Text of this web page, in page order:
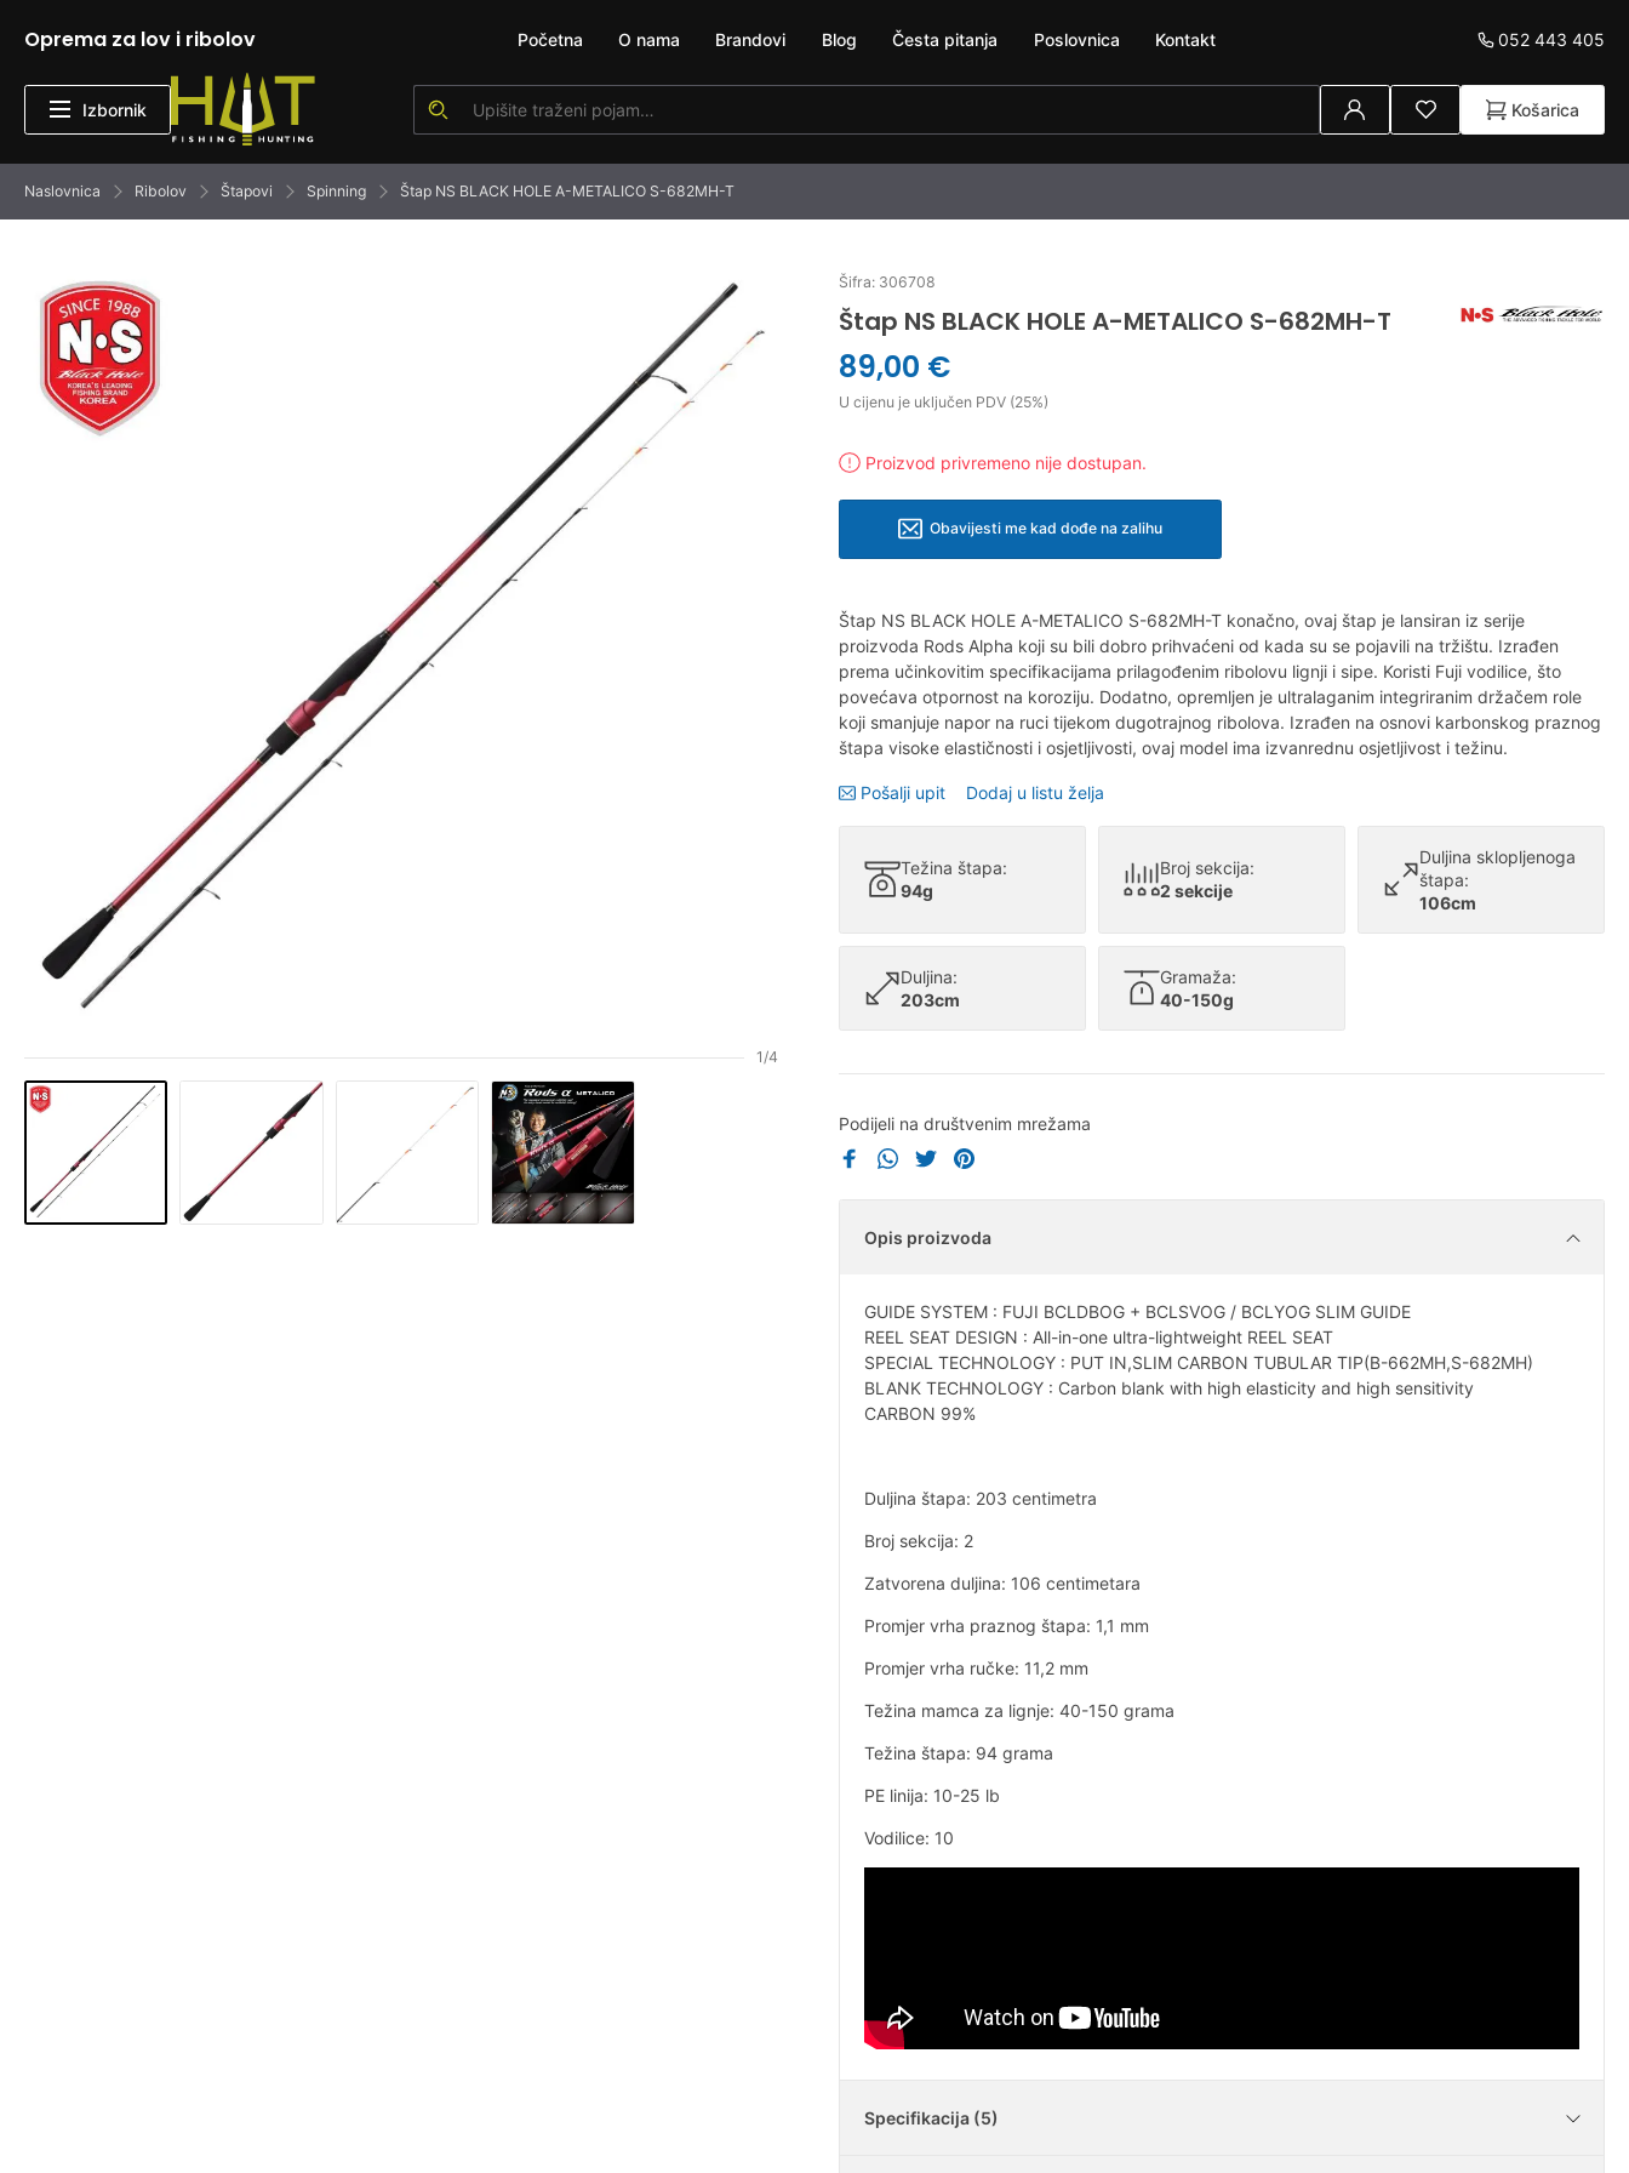
Oprema za lov i ribolov Početna O nama Brandovi Blog Česta pitanja Poslovnica Kontakt 052 443 405
Izbornik Košarica
Naslovnica Ribolov Štapovi Spinning Štap NS BLACK HOLE A-METALICO S-682MH-T
1/4
Šifra: 306708
Štap NS BLACK HOLE A-METALICO S-682MH-T
89,00 €
U cijenu je uključen PDV (25%)
Proizvod privremeno nije dostupan.
Obavijesti me kad dođe na zalihu
Štap NS BLACK HOLE A-METALICO S-682MH-T konačno, ovaj štap je lansiran iz serije
proizvoda Rods Alpha koji su bili dobro prihvaćeni od kada su se pojavili na tržištu. Izrađen
prema učinkovitim specifikacijama prilagođenim ribolovu lignji i sipe. Koristi Fuji vodilice, što
povećava otpornost na koroziju. Dodatno, opremljen je ultralaganim integriranim držačem role
koji smanjuje napor na ruci tijekom dugotrajnog ribolova. Izrađen na osnovi karbonskog praznog
štapa visoke elastičnosti i osjetljivosti, ovaj model ima izvanrednu osjetljivost i težinu.
Pošalji upit Dodaj u listu želja
Težina štapa:
94g
Broj sekcija:
2 sekcije
Duljina sklopljenoga
štapa:
106cm
Duljina:
203cm
Gramaža:
40-150g
Podijeli na društvenim mrežama
Opis proizvoda
GUIDE SYSTEM : FUJI BCLDBOG + BCLSVOG / BCLYOG SLIM GUIDE
REEL SEAT DESIGN : All-in-one ultra-lightweight REEL SEAT
SPECIAL TECHNOLOGY : PUT IN,SLIM CARBON TUBULAR TIP(B-662MH,S-682MH)
BLANK TECHNOLOGY : Carbon blank with high elasticity and high sensitivity
CARBON 99%
Duljina štapa: 203 centimetra
Broj sekcija: 2
Zatvorena duljina: 106 centimetara
Promjer vrha praznog štapa: 1,1 mm
Promjer vrha ručke: 11,2 mm
Težina mamca za lignje: 40-150 grama
Težina štapa: 94 grama
PE linija: 10-25 lb
Vodilice: 10
Specifikacija (5)